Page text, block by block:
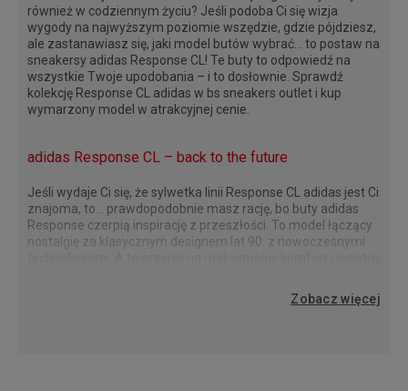
Zobacz więcej
również w codziennym życiu? Jeśli podoba Ci się wizja
wygody na najwyższym poziomie wszędzie, gdzie pójdziesz,
ale zastanawiasz się, jaki model butów wybrać… to postaw na
sneakersy adidas Response CL! Te buty to odpowiedź na
wszystkie Twoje upodobania – i to dosłownie. Sprawdź
kolekcję Response CL adidas w bs sneakers outlet i kup
wymarzony model w atrakcyjnej cenie.
adidas Response CL – back to the future
Jeśli wydaje Ci się, że sylwetka linii Response CL adidas jest Ci
znajoma, to… prawdopodobnie masz rację, bo buty adidas
Response czerpią inspirację z przeszłości. To model łączący
nostalgię za klasycznym designem lat 90. z nowoczesnymi
biegowych butów retro, które dominowały w latach 90. i na
początku XXI wieku. Jej design nawiązuje do tamtego okresu,
oryginalny wygląd, ale i świetne funkcjonalności. Jedną z
postawisz? Te neutralne – białe, szare lub beżowe – które